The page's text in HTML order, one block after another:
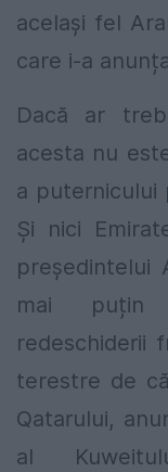
acelaşi fel
care i-a
Dacă ar
acesta nu
a puternicului
Şi nici
președintelui
mai puțin
redeschiderii
terestre de
Qatarului,
al